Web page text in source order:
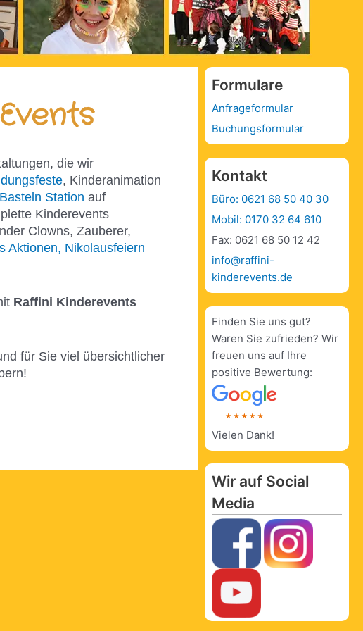
die wir
, Kinderanimation
Station auf
Kinderevents
Clowns, Zauberer,
Aktionen, Nikolausfeiern
Raffini Kinderevents
für Sie viel übersichtlicher
Formulare
Anfrageformular
Buchungsformular
Kontakt
Büro: 0621 68 50 40 30
Mobil: 0170 32 64 610
Fax: 0621 68 50 12 42
info@raffini-
kinderevents.de
Finden Sie uns gut?
Waren Sie zufrieden? Wir
freuen uns auf Ihre
positive Bewertung:
Vielen Dank!
Wir auf Social
Media